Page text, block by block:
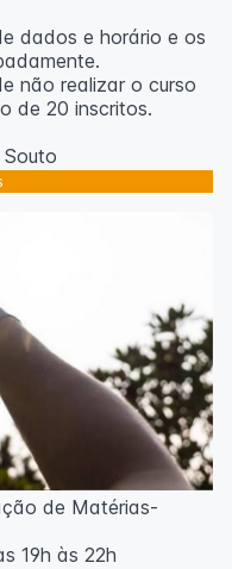
dados e horário e os
não realizar o curso
de 20 inscritos.
de Matérias-
19h às 22h